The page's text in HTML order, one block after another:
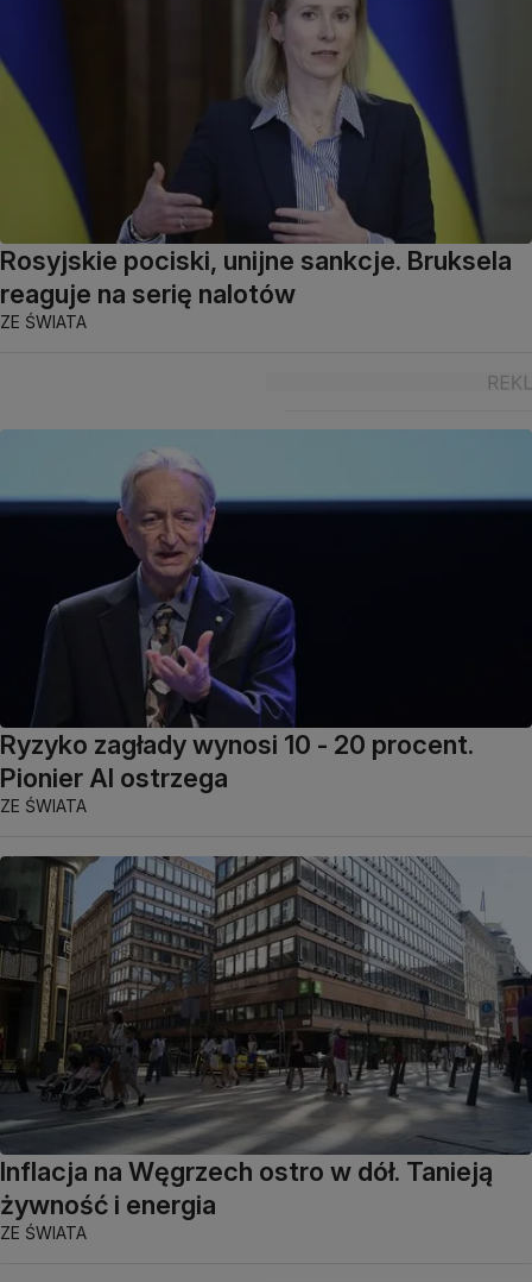
Rosyjskie pociski, unijne sankcje. Bruksela
reaguje na serię nalotów
ZE ŚWIATA
Ryzyko zagłady wynosi 10 - 20 procent.
Pionier AI ostrzega
ZE ŚWIATA
Inflacja na Węgrzech ostro w dół. Tanieją
żywność i energia
ZE ŚWIATA